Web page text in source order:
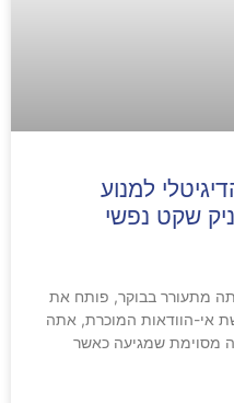
למנוע
שקט נפשי
מתעורר בבוקר, פותח את
אי-הוודאות המוכרת, אתה
מסוימת שמגיעה כאשר